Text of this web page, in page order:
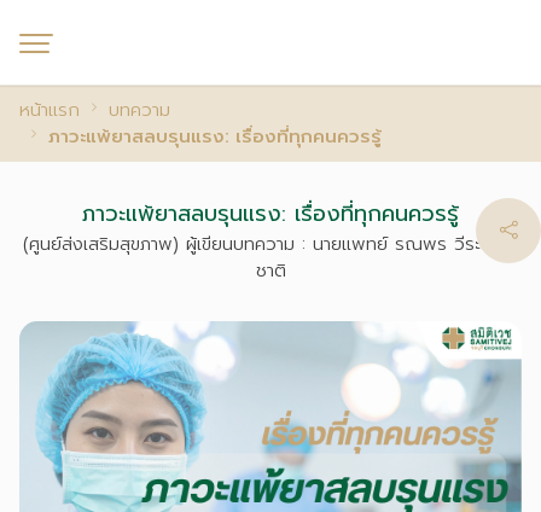
หน้าแรก
บทความ
ภาวะแพ้ยาสลบรุนแรง: เรื่องที่ทุกคนควรรู้
ภาวะแพ้ยาสลบรุนแรง: เรื่องที่ทุกคนควรรู้
(ศูนย์ส่งเสริมสุขภาพ) ผู้เขียนบทความ : นายแพทย์ รณพร วีระฉันทะ
ชาติ